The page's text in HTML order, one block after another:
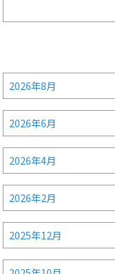
2026年8月
2026年6月
2026年4月
2026年2月
2025年12月